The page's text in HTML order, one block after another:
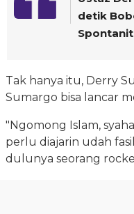
detik
Tak hanya itu, Derry
Sumargo bisa lancar
"Ngomong Islam,
perlu diajarin udah
dulunya seorang